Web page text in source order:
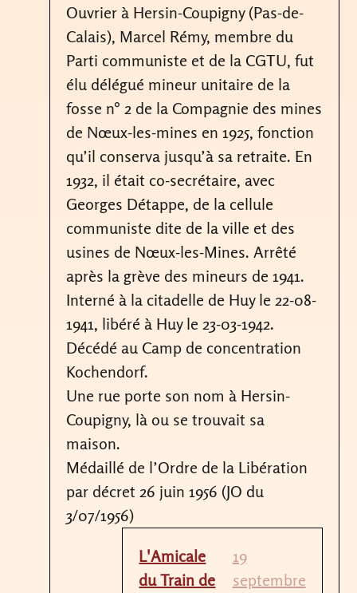
Ouvrier à Hersin-Coupigny (Pas-de-
Calais), Marcel Rémy, membre du
Parti communiste et de la CGTU, fut
élu délégué mineur unitaire de la
fosse n° 2 de la Compagnie des mines
de Nœux-les-mines en 1925, fonction
qu’il conserva jusqu’à sa retraite. En
1932, il était co-secrétaire, avec
Georges Détappe, de la cellule
communiste dite de la ville et des
usines de Nœux-les-Mines. Arrêté
après la grève des mineurs de 1941.
Interné à la citadelle de Huy le 22-08-
1941, libéré à Huy le 23-03-1942.
Décédé au Camp de concentration
Kochendorf.
Une rue porte son nom à Hersin-
Coupigny, là ou se trouvait sa
maison.
Médaillé de l’Ordre de la Libération
par décret 26 juin 1956 (JO du
3/07/1956)
L'Amicale
du Train de
19
septembre